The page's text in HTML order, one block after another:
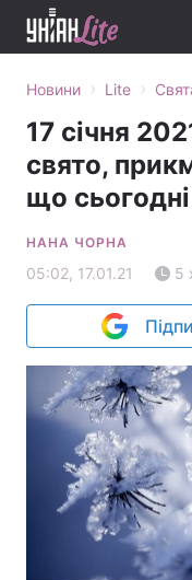
Новини › Lite ›
17 січня
свято,
що
НАНА ЧОРНА
05:02, 17.01.21 5